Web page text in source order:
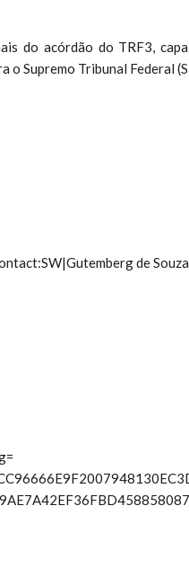
do acórdão do TRF3,
Supremo Tribunal Federal
de Souza